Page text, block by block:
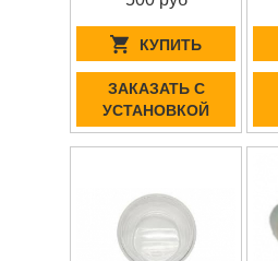
КУПИТЬ
ЗАКАЗАТЬ С
УСТАНОВКОЙ